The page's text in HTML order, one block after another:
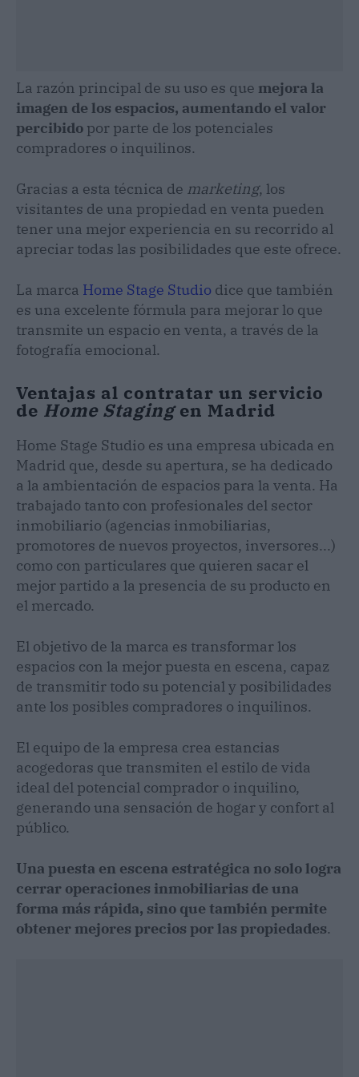
La razón principal de su uso es que mejora la
imagen de los espacios, aumentando el valor
percibido por parte de los potenciales
compradores o inquilinos.
Gracias a esta técnica de marketing, los
visitantes de una propiedad en venta pueden
tener una mejor experiencia en su recorrido al
apreciar todas las posibilidades que este ofrece.
La marca Home Stage Studio dice que también
es una excelente fórmula para mejorar lo que
transmite un espacio en venta, a través de la
fotografía emocional.
Ventajas al contratar un servicio
de Home Stagingen Madrid
Home Stage Studio es una empresa ubicada en
Madrid que, desde su apertura, se ha dedicado
a la ambientación de espacios para la venta. Ha
trabajado tanto con profesionales del sector
inmobiliario (agencias inmobiliarias,
promotores de nuevos proyectos, inversores...)
como con particulares que quieren sacar el
mejor partido a la presencia de su producto en
el mercado.
El objetivo de la marca es transformar los
espacios con la mejor puesta en escena, capaz
de transmitir todo su potencial y posibilidades
ante los posibles compradores o inquilinos.
El equipo de la empresa crea estancias
acogedoras que transmiten el estilo de vida
ideal del potencial comprador o inquilino,
generando una sensación de hogar y confort al
público.
Una puesta en escena estratégica no solo logra
cerrar operaciones inmobiliarias de una
forma más rápida, sino que también permite
obtener mejores precios por las propiedades.